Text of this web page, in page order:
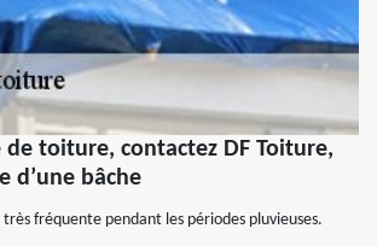
de toiture, contactez DF Toiture,
d’une bâche
fréquente pendant les périodes pluvieuses.